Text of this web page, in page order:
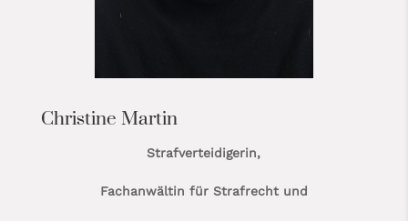
Christine Martin
Strafverteidigerin,
Fachanwältin für Strafrecht und